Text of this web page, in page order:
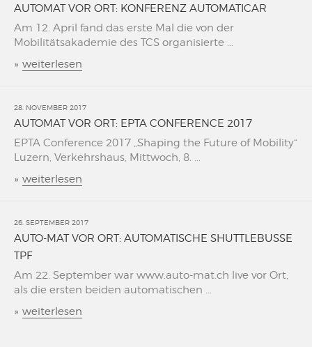
AUTOMAT VOR ORT: KONFERENZ AUTOMATICAR
Am 12. April fand das erste Mal die von der
Mobilitätsakademie des TCS organisierte ...
» weiterlesen
28. NOVEMBER 2017
AUTOMAT VOR ORT: EPTA CONFERENCE 2017
EPTA Conference 2017 „Shaping the Future of Mobility“
Luzern, Verkehrshaus, Mittwoch, 8. ...
» weiterlesen
26. SEPTEMBER 2017
AUTO-MAT VOR ORT: AUTOMATISCHE SHUTTLEBUSSE
TPF
Am 22. September war www.auto-mat.ch live vor Ort,
als die ersten beiden automatischen ...
» weiterlesen